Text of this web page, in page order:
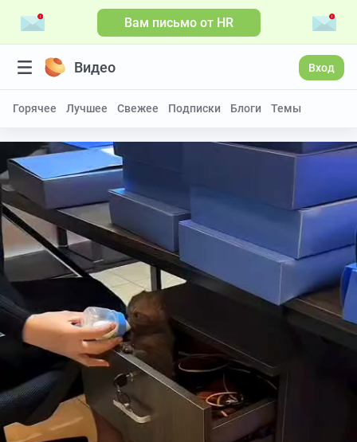
Вам письмо от HR
Видео Вход
Горячее Лучшее Свежее Подписки Блоги Темы